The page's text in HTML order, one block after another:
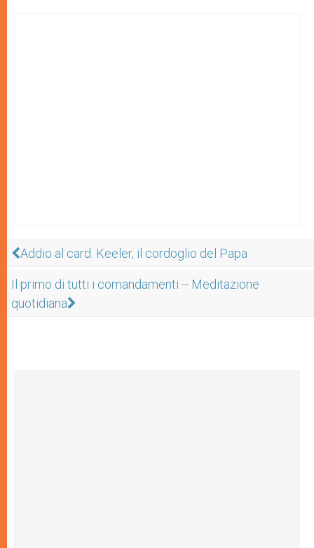
Addio al card. Keeler, il cordoglio del Papa
Il primo di tutti i comandamenti -- Meditazione
quotidiana